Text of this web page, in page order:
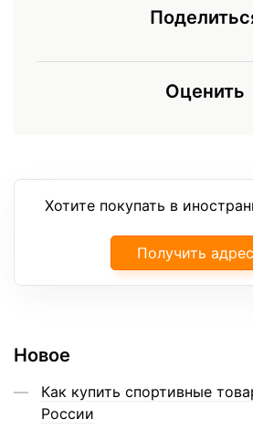
Оценить
Хотите покупать в
Получить адрес
Новое
Как купить спортивные
России